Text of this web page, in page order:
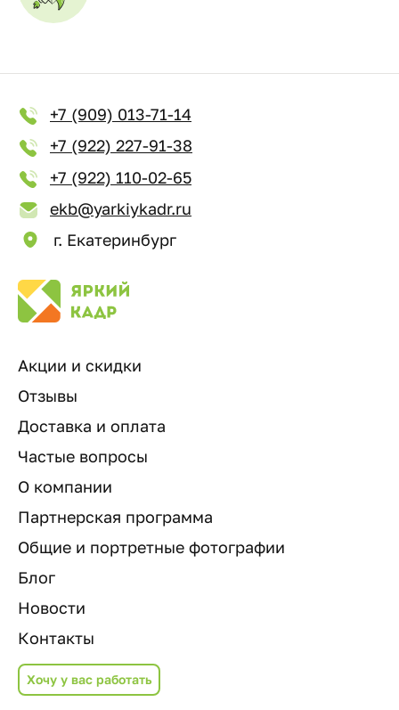
+7 (909) 013-71-14
+7 (922) 227-91-38
+7 (922) 110-02-65
ekb@yarkiykadr.ru
г. Екатеринбург
Акции и скидки
Отзывы
Доставка и оплата
Частые вопросы
О компании
Партнерская программа
Общие и портретные фотографии
Блог
Новости
Контакты
Хочу у вас работать